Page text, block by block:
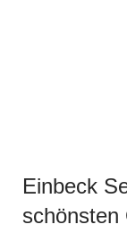
Einbeck
schönsten